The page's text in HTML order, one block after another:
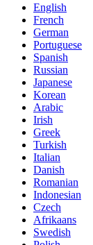
English
French
German
Portuguese
Spanish
Russian
Japanese
Korean
Arabic
Irish
Greek
Turkish
Italian
Danish
Romanian
Indonesian
Czech
Afrikaans
Swedish